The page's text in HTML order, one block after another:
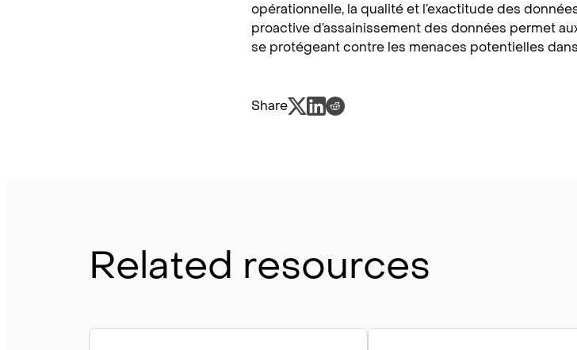
opérationnelle, la qualité et l’exactitude des
proactive d’assainissement des données permet
se protégeant contre les menaces potentielles
Share
Related resources